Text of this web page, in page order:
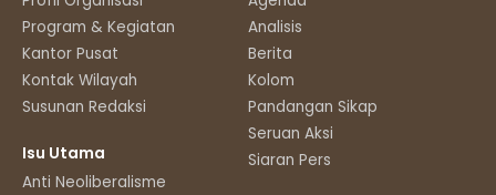
Program & Kegiatan
Kantor Pusat
Kontak Wilayah
Susunan Redaksi
Isu Utama
Anti Neoliberalisme
Analisis
Berita
Kolom
Pandangan Sikap
Seruan Aksi
Siaran Pers